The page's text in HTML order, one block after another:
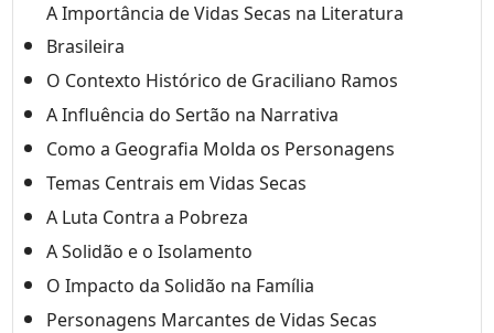
A Importância de Vidas Secas na Literatura
Brasileira
O Contexto Histórico de Graciliano Ramos
A Influência do Sertão na Narrativa
Como a Geografia Molda os Personagens
Temas Centrais em Vidas Secas
A Luta Contra a Pobreza
A Solidão e o Isolamento
O Impacto da Solidão na Família
Personagens Marcantes de Vidas Secas